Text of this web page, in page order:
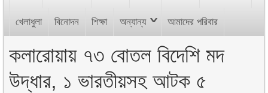
খেলাধুলা বিনোদন শিক্ষা অন্যান্য আমাদের পরিবার
কলারোয়ায় ৭৩ বোতল বিদেশি মদ
উদ্ধার, ১ ভারতীয়সহ আটক ৫